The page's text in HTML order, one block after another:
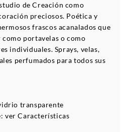
de Creación como
preciosos. Poética y
frascos acanalados que
portavelas o como
individuales. Sprays, velas,
perfumados para todos sus
transparente
ver Características